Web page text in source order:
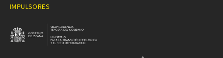
IMPULSORES